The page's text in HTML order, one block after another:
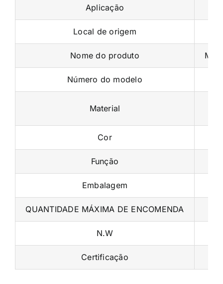
Local de origem
Nome do produto
Número do modelo
Cor
Função
Embalagem
QUANTIDADE MÁXIMA DE ENCOMENDA
N.W
Certificação